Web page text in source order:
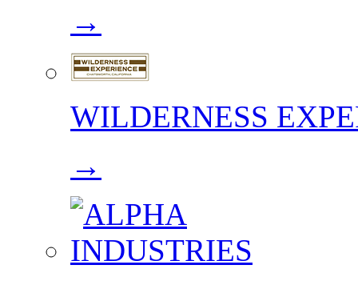
→
WILDERNESS
→